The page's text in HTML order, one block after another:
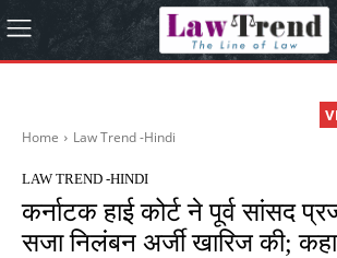
Home Law Trend -Hindi
LAW TREND -HINDI
कर्नाटक हाई कोर्ट ने पूर्व सांसद
सजा निलंबन अर्जी खारिज की;